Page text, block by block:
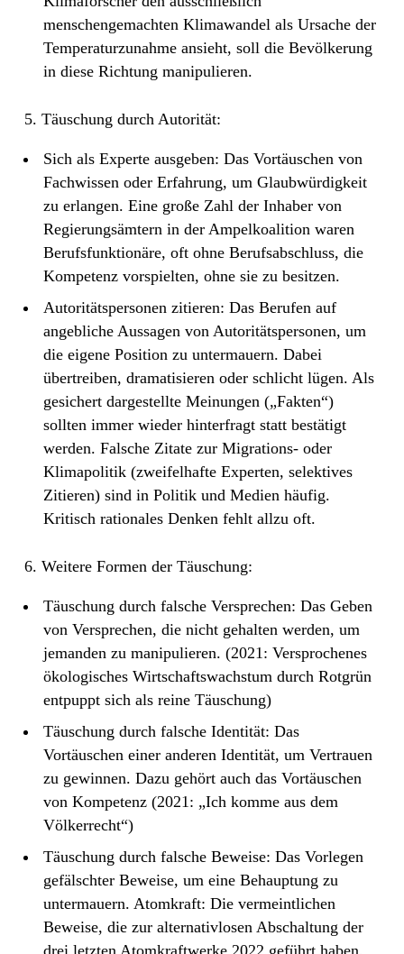
menschengemachten Klimawandel als Ursache der
Temperaturzunahme ansieht, soll die Bevölkerung
in diese Richtung manipulieren.
5. Täuschung durch Autorität:
Sich als Experte ausgeben: Das Vortäuschen von
Fachwissen oder Erfahrung, um Glaubwürdigkeit
zu erlangen. Eine große Zahl der Inhaber von
Regierungsämtern in der Ampelkoalition waren
Berufsfunktionäre, oft ohne Berufsabschluss, die
Kompetenz vorspielten, ohne sie zu besitzen.
Autoritätspersonen zitieren: Das Berufen auf
angebliche Aussagen von Autoritätspersonen, um
die eigene Position zu untermauern. Dabei
übertreiben, dramatisieren oder schlicht lügen. Als
gesichert dargestellte Meinungen („Fakten“)
sollten immer wieder hinterfragt statt bestätigt
werden. Falsche Zitate zur Migrations- oder
Klimapolitik (zweifelhafte Experten, selektives
Zitieren) sind in Politik und Medien häufig.
Kritisch rationales Denken fehlt allzu oft.
6. Weitere Formen der Täuschung:
Täuschung durch falsche Versprechen: Das Geben
von Versprechen, die nicht gehalten werden, um
jemanden zu manipulieren. (2021: Versprochenes
ökologisches Wirtschaftswachstum durch Rotgrün
entpuppt sich als reine Täuschung)
Täuschung durch falsche Identität: Das
Vortäuschen einer anderen Identität, um Vertrauen
zu gewinnen. Dazu gehört auch das Vortäuschen
von Kompetenz (2021: „Ich komme aus dem
Völkerrecht“)
Täuschung durch falsche Beweise: Das Vorlegen
gefälschter Beweise, um eine Behauptung zu
untermauern. Atomkraft: Die vermeintlichen
Beweise, die zur alternativlosen Abschaltung der